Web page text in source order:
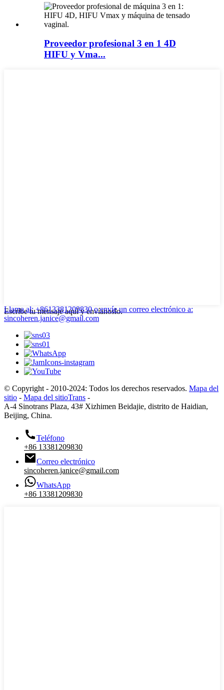
Proveedor profesional 3 en 1 4D
HIFU y Vma...
Escribe tu mensaje aquí y envíanoslo.
Llama al: +8613381209830 o envíe un correo electrónico a:
sincoheren.janice@gmail.com
© Copyright - 2010-2024: Todos los derechos reservados. Mapa del
sitio - Mapa del sitioTrans -
A-4 Sinotrans Plaza, 43# Xizhimen Beidajie, distrito de Haidian,
Beijing, China.
Teléfono
+86 13381209830
Correo electrónico
sincoheren.janice@gmail.com
WhatsApp
+86 13381209830